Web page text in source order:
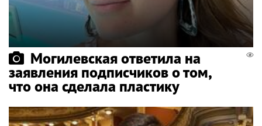
Могилевская ответила на
заявления подписчиков о том,
что она сделала пластику